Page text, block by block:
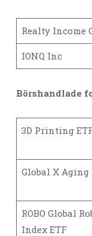
Realty Income
IONQ Inc
Börshandlade
3D Printing
Global X
ROBO Global
Index ETF